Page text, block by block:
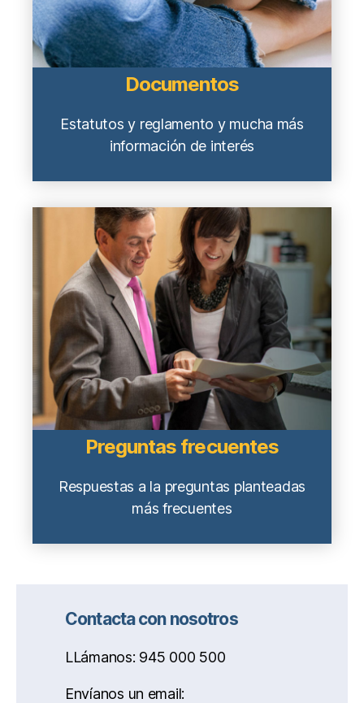
Documentos
Estatutos y reglamento y mucha más
información de interés
Preguntas frecuentes
Respuestas a la preguntas planteadas
más frecuentes
Contacta con nosotros
LLámanos: 945 000 500
Envíanos un email: